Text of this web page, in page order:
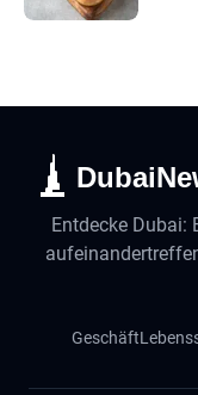
Entdecke Dubai:
Geschäft